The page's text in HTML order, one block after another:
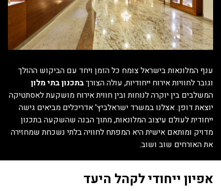
ענף המלונאות בישראל צומח כל הזמן ויחד עם הביקוש ההולך
וגובר לחוויות אירוח ייחודיות, עולה הצורךבתכנון בתי מלון
המשלבים בין יוקרה לנוחות ובין חווית אירוח מושקעת לאסתטיקה
יוצאת דופן. אצלנו במשרד ישראלביץ' אדריכלים מביאים גישה
ייחודית לעולם עיצוב המלונאות, מתוך הבנה שהשקעה בתכנון
מדויק ומותאם אישית היא המפתח לחוויה בלתי נשכחת שמחזירה
את האורחים שוב ושוב.
אפיון ייחודי לקהל היעד